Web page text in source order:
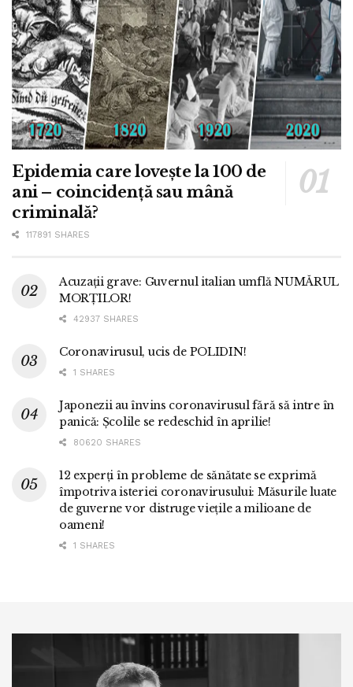
Epidemia care lovește la 100 de
ani – coincidență sau mână
criminală?
117891 SHARES
Acuzații grave: Guvernul italian umflă NUMĂRUL
MORȚILOR!
42937 SHARES
Coronavirusul, ucis de POLIDIN!
1 SHARES
Japonezii au învins coronavirusul fără să intre în
panică: Școlile se redeschid în aprilie!
80620 SHARES
12 experți în probleme de sănătate se exprimă
împotriva isteriei coronavirusului: Măsurile luate
de guverne vor distruge viețile a milioane de
oameni!
1 SHARES